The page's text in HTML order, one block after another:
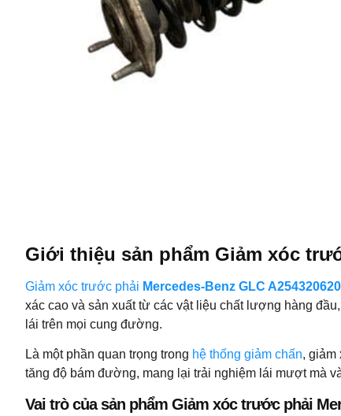
Giới thiệu sản phẩm Giảm xóc
Giảm xóc trước phải Mercedes-Benz GLC
xác cao và sản xuất từ các vật liệu chất lượng hàng
lái trên mọi cung đường.
Là một phần quan trọng trong hệ thống giảm chấn, giảm
tăng độ bám đường, mang lại trải nghiệm lái mượt mà
Vai trò của sản phẩm Giảm xóc trước phải